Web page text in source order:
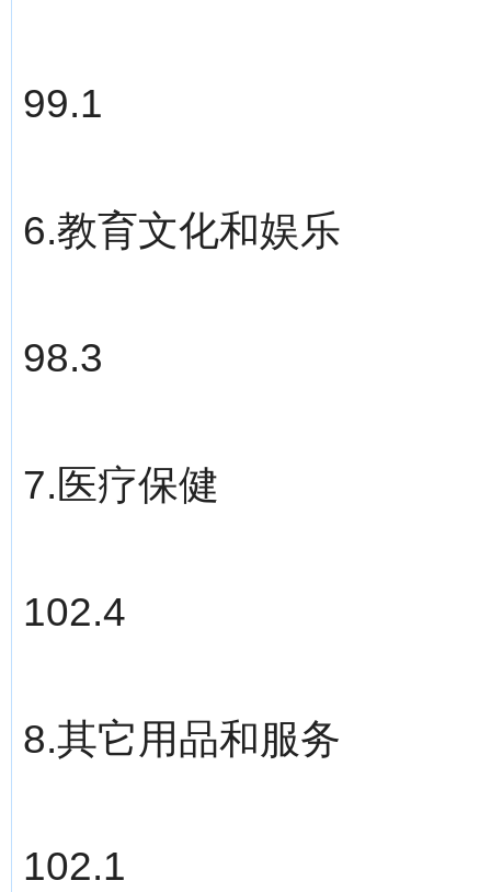
99.1
6.教育文化和娱乐
98.3
7.医疗保健
102.4
8.其它用品和服务
102.1